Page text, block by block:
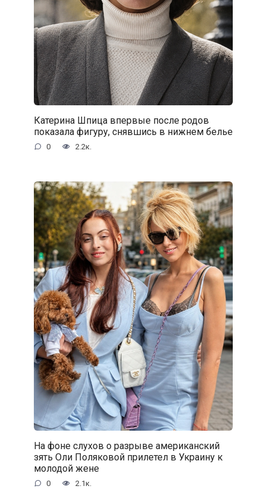
Катерина Шпица впервые после родов
показала фигуру, снявшись в нижнем белье
0 2.2к.
На фоне слухов о разрыве американский
зять Оли Поляковой прилетел в Украину к
молодой жене
0 2.1к.